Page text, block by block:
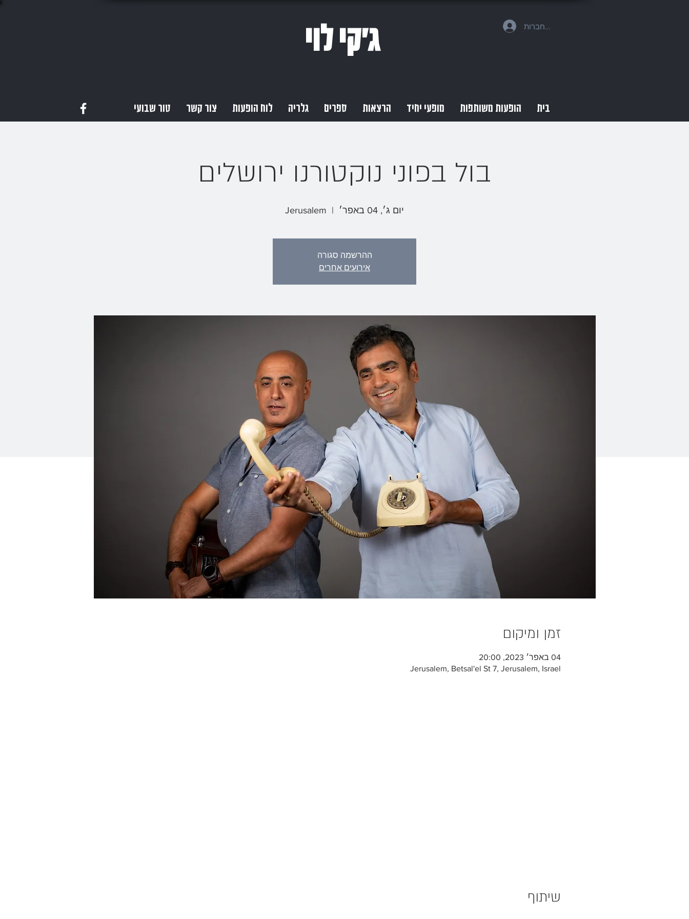
ג'קי לוי להתחברות
בית הופעות משותפות מופעי יחיד הרצאות ספרים גלריה לוח הופעות צור קשר טור שבועי
בול בפוני נוקטורנו ירושלים
יום ג׳, 04 באפר׳
  |
Jerusalem
ההרשמה סגורה
אירועים אחרים
זמן ומיקום
04 באפר׳ 2023, 20:00
Jerusalem, Betsal'el St 7, Jerusalem, Israel
שיתוף